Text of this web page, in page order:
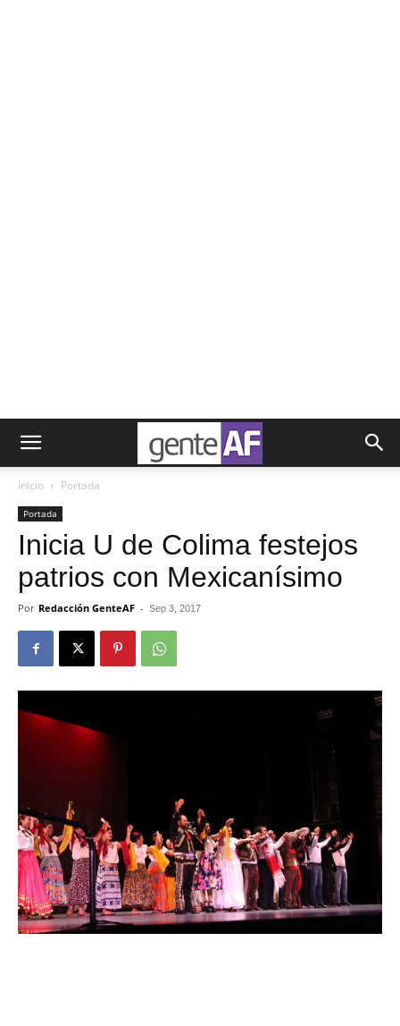
Inicio Portada
Portada
Inicia U de Colima festejos
patrios con Mexicanísimo
Por Redacción GenteAF - Sep 3, 2017